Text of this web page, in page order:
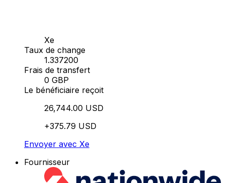
Xe
Taux de change
1.337200
Frais de transfert
0 GBP
Le bénéficiaire reçoit
26,744.00 USD
+375.79 USD
Envoyer avec Xe
Fournisseur